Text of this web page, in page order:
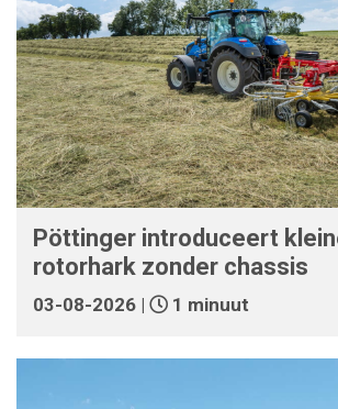
Pöttinger introduceert
rotorhark zonder chassis
03-08-2026 | 1 minuut